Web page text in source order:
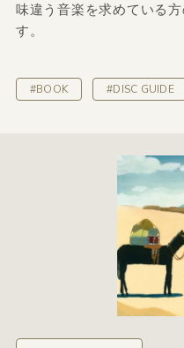
味違う音楽を求めている
す。
#BOOK #DISC GUIDE